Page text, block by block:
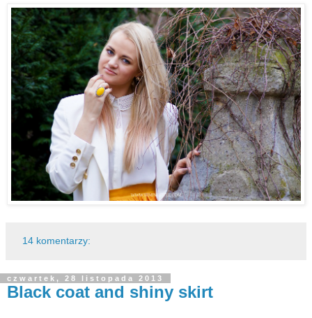
14 komentarzy:
czwartek, 28 listopada 2013
Black coat and shiny skirt